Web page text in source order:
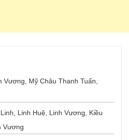
Vương, Mỹ Châu Thanh Tuấn,
Linh Huệ, Linh Vương, Kiều
Vương